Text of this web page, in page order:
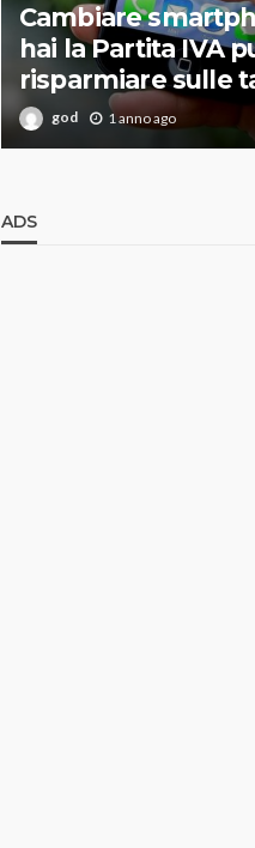
Cambiare
hai la Partita IVA
risparmiare sulle
god 1 anno ago
ADS